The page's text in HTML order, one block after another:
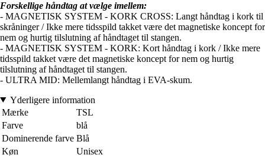
Forskellige håndtag at vælge imellem:
- MAGNETISK SYSTEM - KORK CROSS: Langt håndtag i kork til
skråninger / Ikke mere tidsspild takket være det magnetiske koncept for
nem og hurtig tilslutning af håndtaget til stangen.
- MAGNETISK SYSTEM - KORK: Kort håndtag i kork / Ikke mere
tidsspild takket være det magnetiske koncept for nem og hurtig
tilslutning af håndtaget til stangen.
- ULTRA MID: Mellemlangt håndtag i EVA-skum.
Yderligere information
Mærke
TSL
Farve
blå
Dominerende farve Blå
Køn
Unisex